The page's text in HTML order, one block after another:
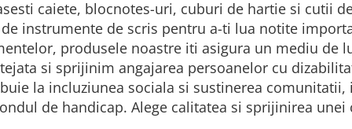
caiete, blocnotes-uri, cuburi de hartie si cutii
instrumente de scris pentru a-ti lua notite
produsele noastre iti asigura un mediu de
si sprijinim angajarea persoanelor cu
la incluziunea sociala si sustinerea
de handicap. Alege calitatea si sprijinirea